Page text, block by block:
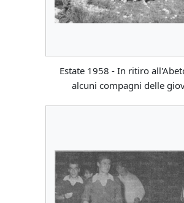
Estate 1958 - In ritiro
alcuni compagni delle